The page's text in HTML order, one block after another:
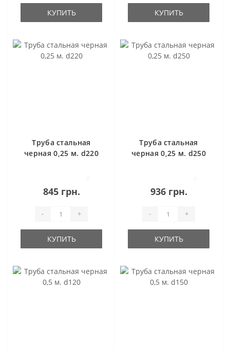
КУПИТЬ КУПИТЬ
Труба стальная
черная 0,25 м. d220
845 грн.
- +
КУПИТЬ
Труба стальная
черная 0,25 м. d250
936 грн.
- +
КУПИТЬ